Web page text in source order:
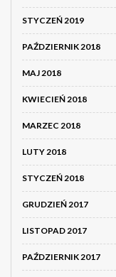
STYCZEŃ 2019
PAŹDZIERNIK 2018
MAJ 2018
KWIECIEŃ 2018
MARZEC 2018
LUTY 2018
STYCZEŃ 2018
GRUDZIEŃ 2017
LISTOPAD 2017
PAŹDZIERNIK 2017